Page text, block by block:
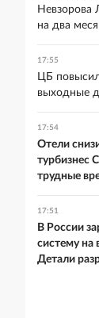
Невзорова
на два
17:55
ЦБ
выходные
17:54
Отели
турбизнес
трудные
17:51
В России
систему на
Детали